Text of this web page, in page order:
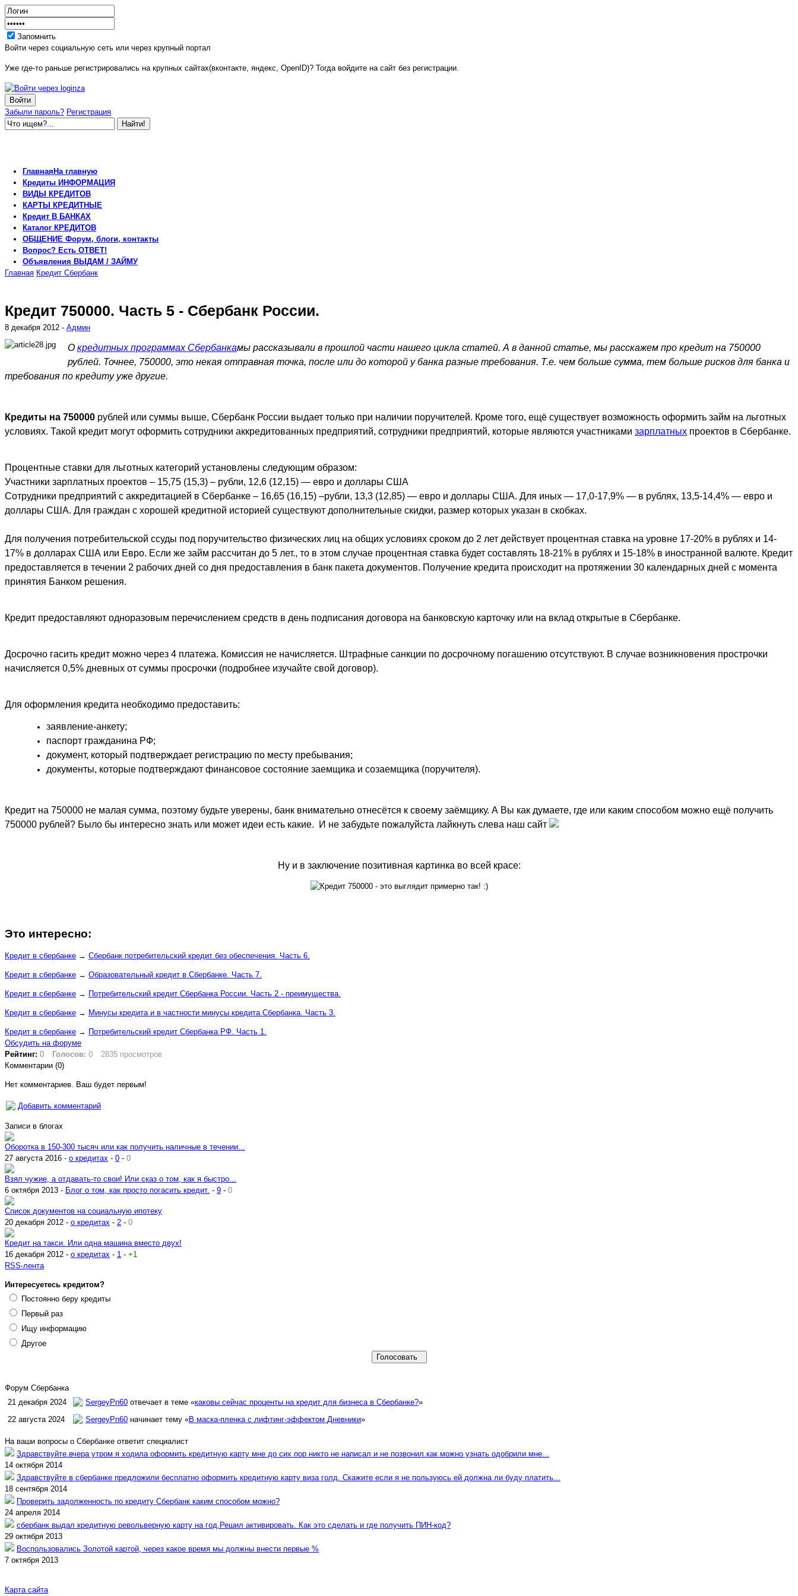
Запомнить
Войти через социальную сеть или через крупный портал
Уже где-то раньше регистрировались на крупных сайтах(вконтакте, яндекс, OpenID)? Тогда войдите на сайт без регистрации.
Забыли пароль? Регистрация
Главная На главную
Кредиты ИНФОРМАЦИЯ
ВИДЫ
КРЕДИТОВ
КАРТЫ
КРЕДИТНЫЕ
Кредит В БАНКАХ
Каталог КРЕДИТОВ
ОБЩЕНИЕ Форум, блоги, контакты
Вопрос? Есть ОТВЕТ!
Объявления ВЫДАМ / ЗАЙМУ
Главная Кредит Сбербанк
Кредит 750000. Часть 5 - Сбербанк России.
8 декабря 2012 - Админ
О кредитных программах Сбербанкамы рассказывали в прошлой части нашего цикла статей. А в данной статье, мы расскажем про кредит на 750000
рублей. Точнее, 750000, это некая отправная точка, после или до которой у банка разные требования. Т.е. чем больше сумма, тем больше рисков для банка и
требования по кредиту уже другие.
Кредиты на 750000 рублей или суммы выше, Сбербанк России выдает только при наличии поручителей. Кроме того, ещё существует возможность оформить займ на льготных
условиях. Такой кредит могут оформить сотрудники аккредитованных предприятий, сотрудники предприятий, которые являются участниками зарплатных проектов в Сбербанке.
Процентные ставки для льготных категорий установлены следующим образом:
Участники зарплатных проектов – 15,75 (15,3) – рубли, 12,6 (12,15) — евро и доллары США
Сотрудники предприятий с аккредитацией в Сбербанке – 16,65 (16,15) –рубли, 13,3 (12,85) — евро и доллары США. Для иных — 17,0-17,9% — в рублях, 13,5-14,4% — евро и
доллары США. Для граждан с хорошей кредитной историей существуют дополнительные скидки, размер которых указан в скобках.
Для получения потребительской ссуды под поручительство физических лиц на общих условиях сроком до 2 лет действует процентная ставка на уровне 17-20% в рублях и 14-
17% в долларах США или Евро. Если же займ рассчитан до 5 лет., то в этом случае процентная ставка будет составлять 18-21% в рублях и 15-18% в иностранной валюте. Кредит
предоставляется в течении 2 рабочих дней со дня предоставления в банк пакета документов. Получение кредита происходит на протяжении 30 календарных дней с момента
принятия Банком решения.
Кредит предоставляют одноразовым перечислением средств в день подписания договора на банковскую карточку или на вклад открытые в Сбербанке.
Досрочно гасить кредит можно через 4 платежа. Комиссия не начисляется. Штрафные санкции по досрочному погашению отсутствуют. В случае возникновения прострочки
начисляется 0,5% дневных от суммы просрочки (подробнее изучайте свой договор).
Для оформления кредита необходимо предоставить:
заявление-анкету;
паспорт гражданина РФ;
документ, который подтверждает регистрацию по месту пребывания;
документы, которые подтверждают финансовое состояние заемщика и созаемщика (поручителя).
Кредит на 750000 не малая сумма, поэтому будьте уверены, банк внимательно отнесётся к своему заёмщику. А Вы как думаете, где или каким способом можно ещё получить
750000 рублей? Было бы интересно знать или может идеи есть какие. И не забудьте пожалуйста лайкнуть слева наш сайт
Ну и в заключение позитивная картинка во всей красе:
Это интересно:
Кредит в сбербанке → Сбербанк потребительский кредит без обеспечения. Часть 6.
Кредит в сбербанке → Образовательный кредит в Сбербанке. Часть 7.
Кредит в сбербанке → Потребительский кредит Сбербанка России. Часть 2 - преимущества.
Кредит в сбербанке → Минусы кредита и в частности минусы кредита Сбербанка. Часть 3.
Кредит в сбербанке → Потребительский кредит Сбербанка РФ. Часть 1.
Обсудить на форуме
Рейтинг: 0 Голосов: 0
2835 просмотров
Комментарии (0)
Нет комментариев. Ваш будет первым!
Добавить комментарий
Записи в блогах
Оборотка в 150-300 тысяч или как получить наличные в течении...
27 августа 2016 - о кредитах - 0 - 0
Взял чужие, а отдавать-то свои! Или сказ о том, как я быстро...
6 октября 2013 - Блог о том, как просто погасить кредит. - 9 - 0
Список документов на социальную ипотеку
20 декабря 2012 - о кредитах - 2 - 0
Кредит на такси. Или одна машина вместо двух!
16 декабря 2012 - о кредитах - 1 - +1
RSS-лента
Интересуетесь кредитом?
Постоянно беру кредиты
Первый раз
Ищу информацию
Другое
Форум Сбербанка
21 декабря 2024
SergeyPn60 отвечает в теме «каковы сейчас проценты на кредит для бизнеса в Сбербанке?»
22 августа 2024
SergeyPn60 начинает тему «В маска-пленка с лифтинг-эффектом Дневники»
На ваши вопросы о Сбербанке ответит специалист
Здравствуйте.вчера утром я ходила оформить кредитную карту мне до сих пор никто не написал и не позвонил.как можно узнать одобрили мне...
14 октября 2014
Здравствуйте в сбербанке предложили бесплатно оформить кредитную карту виза голд. Скажите если я не пользуюсь ей должна ли буду платить...
18 сентября 2014
Проверить задолженность по кредиту Сбербанк каким способом можно?
24 апреля 2014
сбербанк выдал кредитную револьверную карту на год.Решил активировать. Как это сделать и где получить ПИН-код?
29 октября 2013
Воспользовались Золотой картой, через какое время мы должны внести первые %
7 октября 2013
Карта сайта